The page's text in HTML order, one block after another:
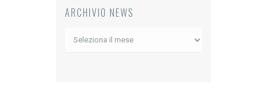
ARCHIVIO NEWS
Archivio